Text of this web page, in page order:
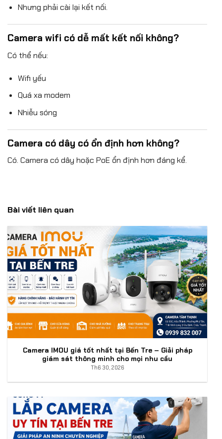
Nhưng phải cài lại kết nối.
Camera wifi có dễ mất kết nối không?
Có thể nếu:
Wifi yếu
Quá xa modem
Nhiễu sóng
Camera có dây có ổn định hơn không?
Có. Camera có dây hoặc PoE ổn định hơn đáng kể.
Bài viết liên quan
Camera IMOU giá tốt nhất tại Bến Tre – Giải pháp
giám sát thông minh cho mọi nhu cầu
Th6 30, 2026